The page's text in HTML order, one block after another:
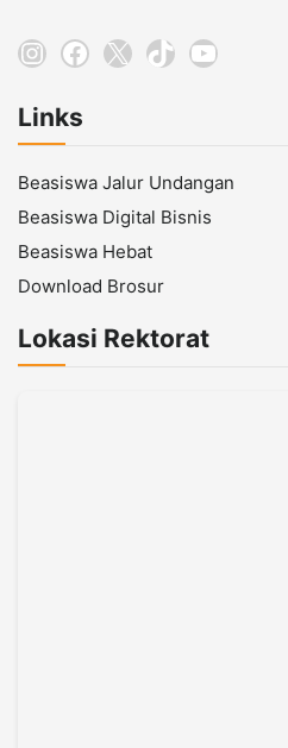
Instagram
Facebook
X TikTokYouTube
Links
Beasiswa Jalur Undangan
Beasiswa Digital Bisnis
Beasiswa Hebat
Download Brosur
Lokasi Rektorat